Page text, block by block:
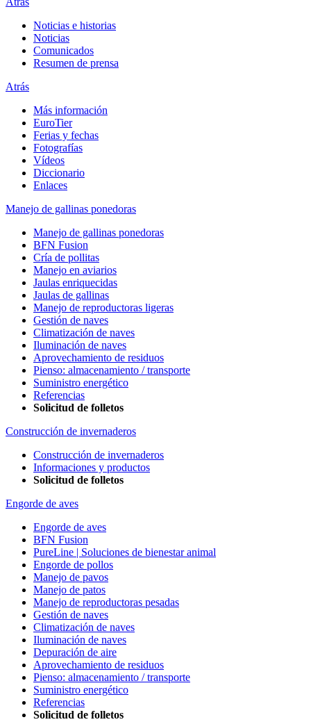
Noticias e historias
Noticias
Comunicados
Resumen de prensa
Atrás
Más información
EuroTier
Ferias y fechas
Fotografías
Vídeos
Diccionario
Enlaces
Manejo de gallinas ponedoras
Manejo de gallinas ponedoras
BFN Fusion
Cría de pollitas
Manejo en aviarios
Jaulas enriquecidas
Jaulas de gallinas
Manejo de reproductoras ligeras
Gestión de naves
Climatización de naves
Iluminación de naves
Aprovechamiento de residuos
Pienso: almacenamiento / transporte
Suministro energético
Referencias
Solicitud de folletos
Construcción de invernaderos
Construcción de invernaderos
Informaciones y productos
Solicitud de folletos
Engorde de aves
Engorde de aves
BFN Fusion
PureLine | Soluciones de bienestar animal
Engorde de pollos
Manejo de pavos
Manejo de patos
Manejo de reproductoras pesadas
Gestión de naves
Climatización de naves
Iluminación de naves
Depuración de aire
Aprovechamiento de residuos
Pienso: almacenamiento / transporte
Suministro energético
Referencias
Solicitud de folletos